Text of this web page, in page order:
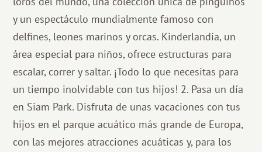
y un espectáculo mundialmente famoso con
delfines, leones marinos y orcas. Kinderlandia, un
área especial para niños, ofrece estructuras para
escalar, correr y saltar. ¡Todo lo que necesitas para
un tiempo inolvidable con tus hijos! 2. Pasa un día
en Siam Park. Disfruta de unas vacaciones con tus
hijos en el parque acuático más grande de Europa,
con las mejores atracciones acuáticas y, para los